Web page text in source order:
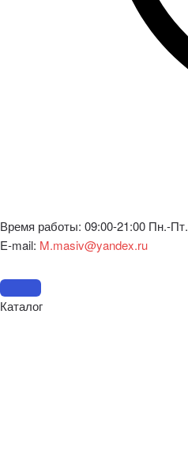
Время работы: 09:00-21:00 Пн.-Пт.
E-mail: M.masiv@yandex.ru
Каталог